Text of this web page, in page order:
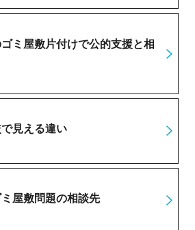
ミ屋敷片付けで公的支援と相
見える違い
屋敷問題の相談先